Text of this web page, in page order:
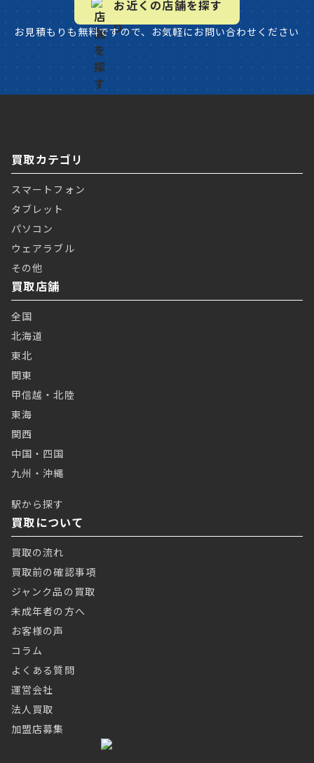
お近くの店舗を探す
お見積もりも無料ですので、お気軽にお問い合わせください
買取カテゴリ
スマートフォン
タブレット
パソコン
ウェアラブル
その他
買取店舗
全国
北海道
東北
関東
甲信越・北陸
東海
関西
中国・四国
九州・沖縄
駅から探す
買取について
買取の流れ
買取前の確認事項
ジャンク品の買取
未成年者の方へ
お客様の声
コラム
よくある質問
運営会社
法人買取
加盟店募集